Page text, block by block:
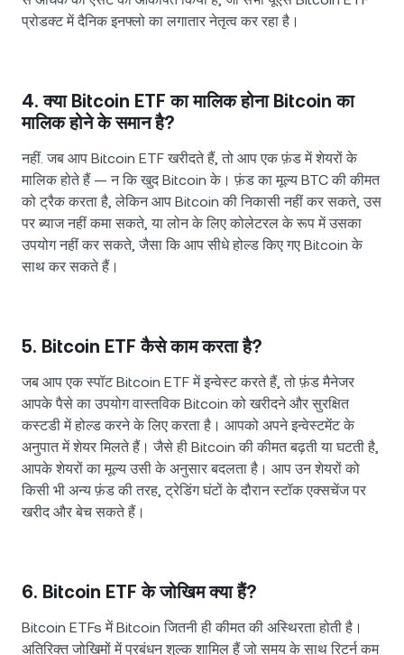
प्रोडक्ट में दैनिक इनफ्लो का लगातार नेतृत्व कर रहा है।
4. क्या Bitcoin ETF का मालिक होना Bitcoin का
मालिक होने के समान है?
नहीं. जब आप Bitcoin ETF खरीदते हैं, तो आप एक फ़ंड में शेयरों के
मालिक होते हैं — न कि खुद Bitcoin के। फ़ंड का मूल्य BTC की कीमत
को ट्रैक करता है, लेकिन आप Bitcoin की निकासी नहीं कर सकते, उस
पर ब्याज नहीं कमा सकते, या लोन के लिए कोलेटरल के रूप में उसका
उपयोग नहीं कर सकते, जैसा कि आप सीधे होल्ड किए गए Bitcoin के
साथ कर सकते हैं।
5. Bitcoin ETF कैसे काम करता है?
जब आप एक स्पॉट Bitcoin ETF में इन्वेस्ट करते हैं, तो फ़ंड मैनेजर
आपके पैसे का उपयोग वास्तविक Bitcoin को खरीदने और सुरक्षित
कस्टडी में होल्ड करने के लिए करता है। आपको अपने इन्वेस्टमेंट के
अनुपात में शेयर मिलते हैं। जैसे ही Bitcoin की कीमत बढ़ती या घटती है,
आपके शेयरों का मूल्य उसी के अनुसार बदलता है। आप उन शेयरों को
किसी भी अन्य फ़ंड की तरह, ट्रेडिंग घंटों के दौरान स्टॉक एक्सचेंज पर
खरीद और बेच सकते हैं।
6. Bitcoin ETF के जोखिम क्या हैं?
Bitcoin ETFs में Bitcoin जितनी ही कीमत की अस्थिरता होती है।
अतिरिक्त जोखिमों में प्रबंधन शुल्क शामिल हैं जो समय के साथ रिटर्न कम